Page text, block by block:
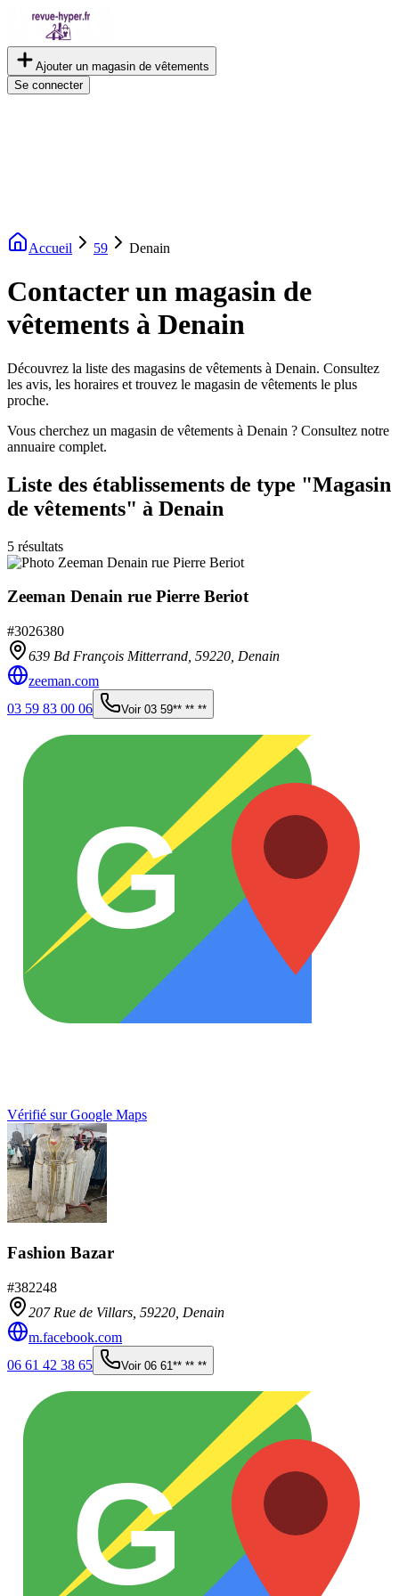
Ajouter un magasin de vêtements
Se connecter
Accueil 59 Denain
Contacter un magasin de
vêtements à Denain
Découvrez la liste des magasins de vêtements à Denain. Consultez
les avis, les horaires et trouvez le magasin de vêtements le plus
proche.
Vous cherchez un magasin de vêtements à Denain ? Consultez notre
annuaire complet.
Liste des établissements de type "Magasin
de vêtements" à Denain
5 résultats
Zeeman Denain rue Pierre Beriot
#3026380
639 Bd François Mitterrand, 59220 Denain
zeeman.com
03 59 83 00 06
Voir 03 59** ** **
G
Vérifié sur Google Maps
Fashion Bazar
#382248
207 Rue de Villars, 59220 Denain
m.facebook.com
06 61 42 38 65
Voir 06 61** ** **
G